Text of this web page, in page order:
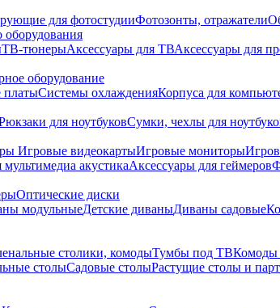
для фотостудииФотозонты, отражатели
оборудования
ТВ-тюнерыАксессуары для ТВАксессуары для
оборудование
платыСистемы охлажденияКорпуса для
для ноутбуковСумки, чехлы для
Игровые видеокартыИгровые мониторы
мультимедиа акустикаАксессуары для геймеров
Оптические диски
модульныеДетские диваныДиваны садовые
столики, комодыТумбы под ТВКомоды
столыСадовые столыРастущие столы и